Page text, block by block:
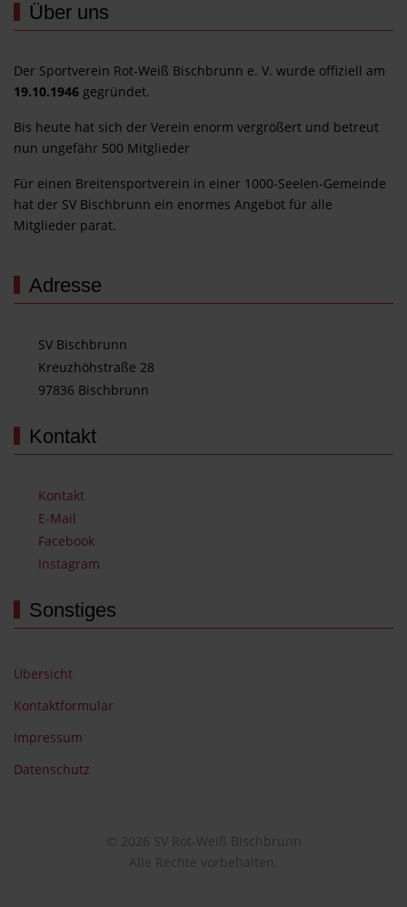
Über uns
Der Sportverein Rot-Weiß Bischbrunn e. V. wurde offiziell am
19.10.1946 gegründet.
Bis heute hat sich der Verein enorm vergrößert und betreut
nun ungefähr 500 Mitglieder
Für einen Breitensportverein in einer 1000-Seelen-Gemeinde
hat der SV Bischbrunn ein enormes Angebot für alle
Mitglieder parat.
Adresse
SV Bischbrunn
Kreuzhöhstraße 28
97836 Bischbrunn
Kontakt
Kontakt
E-Mail
Facebook
Instagram
Sonstiges
Übersicht
Kontaktformular
Impressum
Datenschutz
© 2026 SV Rot-Weiß Bischbrunn
Alle Rechte vorbehalten.